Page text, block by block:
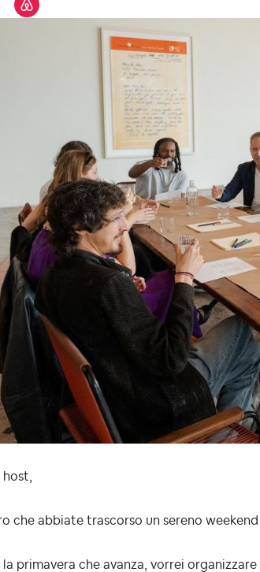
che abbiate trascorso un sereno weekend
la primavera che avanza, vorrei